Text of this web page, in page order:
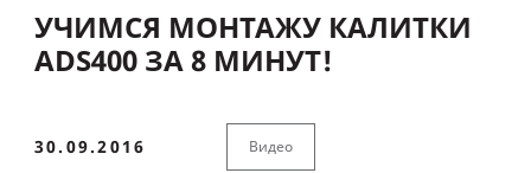
УЧИМСЯ МОНТАЖУ КАЛИТКИ
ADS400 ЗА 8 МИНУТ!
30.09.2016 Видео